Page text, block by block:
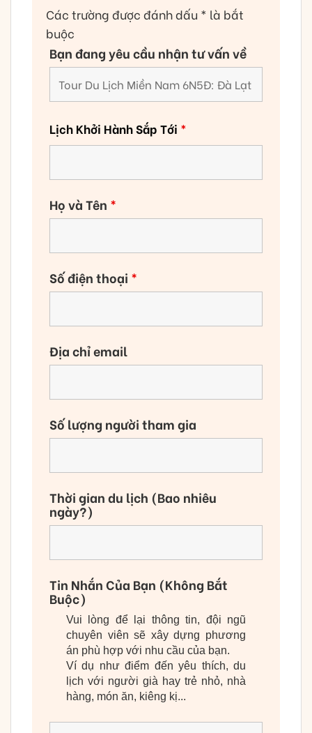
Các trường được đánh dấu * là bắt
buộc
Bạn đang yêu cầu nhận tư vấn về
Lịch Khởi Hành Sắp Tới *
Họ và Tên *
Số điện thoại *
Địa chỉ email
Số lượng người tham gia
Thời gian du lịch (Bao nhiêu
ngày?)
Tin Nhắn Của Bạn (Không Bắt
Buộc)
Vui lòng để lại thông tin, đội ngũ
chuyên viên sẽ xây dựng phương
án phù hợp với nhu cầu của bạn.
Ví dụ như điểm đến yêu thích, du
lịch với người già hay trẻ nhỏ, nhà
hàng, món ăn, kiêng kị...